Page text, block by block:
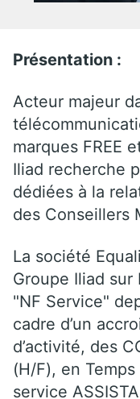
Présentation :
Acteur majeur
marques FREE
Iliad recherche
dédiées à la
des Conseillers
La société
Groupe Iliad sur
"NF Service"
cadre d’un
d’activité, des
(H/F), en
service